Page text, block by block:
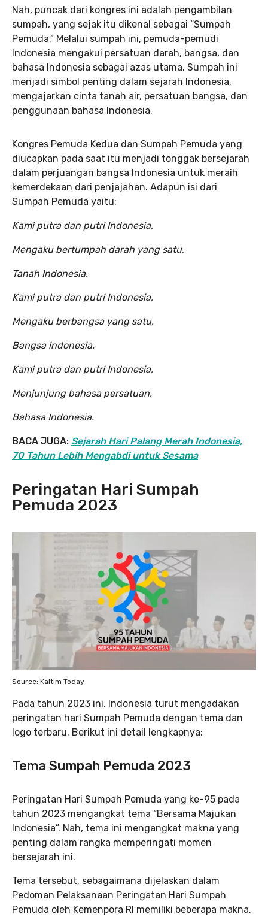
Nah, puncak dari kongres ini adalah pengambilan
sumpah, yang sejak itu dikenal sebagai “Sumpah
Pemuda.” Melalui sumpah ini, pemuda-pemudi
Indonesia mengakui persatuan darah, bangsa, dan
bahasa Indonesia sebagai azas utama. Sumpah ini
menjadi simbol penting dalam sejarah Indonesia,
mengajarkan cinta tanah air, persatuan bangsa, dan
penggunaan bahasa Indonesia.
Kongres Pemuda Kedua dan Sumpah Pemuda yang
diucapkan pada saat itu menjadi tonggak bersejarah
dalam perjuangan bangsa Indonesia untuk meraih
kemerdekaan dari penjajahan. Adapun isi dari
Sumpah Pemuda yaitu:
Kami putra dan putri Indonesia,
Mengaku bertumpah darah yang satu,
Tanah Indonesia.
Kami putra dan putri Indonesia,
Mengaku berbangsa yang satu,
Bangsa indonesia.
Kami putra dan putri Indonesia,
Menjunjung bahasa persatuan,
Bahasa Indonesia.
BACA JUGA: Sejarah Hari Palang Merah Indonesia,
70 Tahun Lebih Mengabdi untuk Sesama
Peringatan Hari Sumpah
Pemuda 2023
Source: Kaltim Today
Pada tahun 2023 ini, Indonesia turut mengadakan
peringatan hari Sumpah Pemuda dengan tema dan
logo terbaru. Berikut ini detail lengkapnya:
Tema Sumpah Pemuda 2023
Peringatan Hari Sumpah Pemuda yang ke-95 pada
tahun 2023 mengangkat tema “Bersama Majukan
Indonesia”. Nah, tema ini mengangkat makna yang
penting dalam rangka memperingati momen
bersejarah ini.
Tema tersebut, sebagaimana dijelaskan dalam
Pedoman Pelaksanaan Peringatan Hari Sumpah
Pemuda oleh Kemenpora RI memiliki beberapa makna,